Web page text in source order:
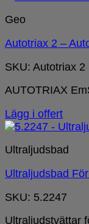
Geo
Autotriax 2 –
SKU: Autotriax 2
AUTOTRIAX
Lägg i offert
Ultraljudsbad
Ultraljudsbad
SKU: 5.2247
Ultraljudstvättar